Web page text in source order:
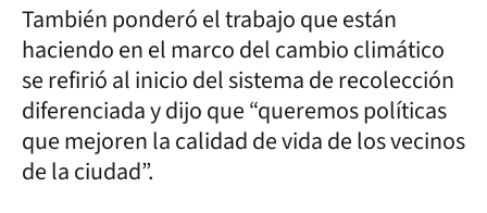
También ponderó el trabajo que están
haciendo en el marco del cambio climático
se refirió al inicio del sistema de recolección
diferenciada y dijo que “queremos políticas
que mejoren la calidad de vida de los vecinos
de la ciudad”.